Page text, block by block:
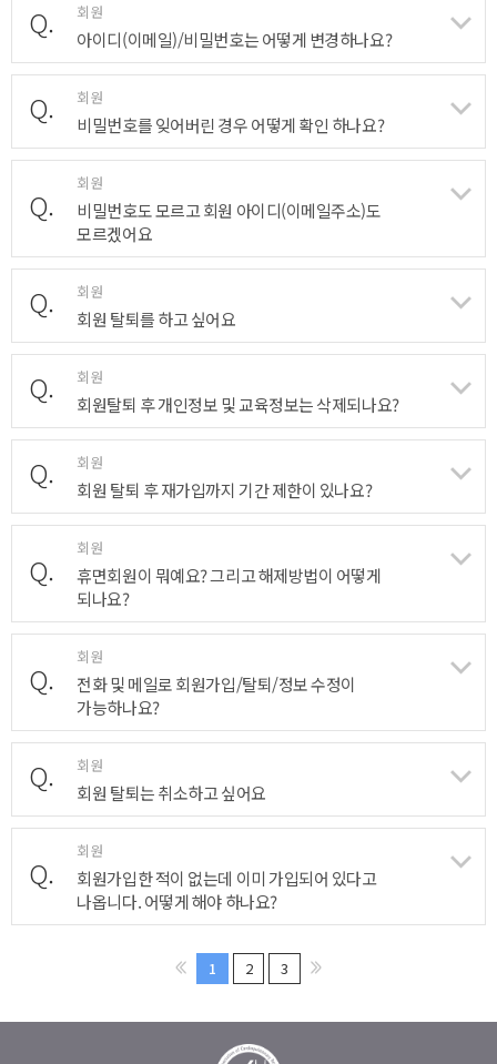
Q. 회원
아이디(이메일)/비밀번호는 어떻게 변경하나요?
Q. 회원
비밀번호를 잊어버린 경우 어떻게 확인 하나요?
Q.
회원
비밀번호도 모르고 회원 아이디(이메일주소)도
모르겠어요
Q. 회원
회원 탈퇴를 하고 싶어요
Q. 회원
회원탈퇴 후 개인정보 및 교육정보는 삭제되나요?
Q. 회원
회원 탈퇴 후 재가입까지 기간 제한이 있나요?
Q.
회원
휴면회원이 뭐예요? 그리고 해제방법이 어떻게
되나요?
Q.
회원
전화 및 메일로 회원가입/탈퇴/정보 수정이
가능하나요?
Q. 회원
회원 탈퇴는 취소하고 싶어요
Q.
회원
회원가입한 적이 없는데 이미 가입되어 있다고
나옵니다. 어떻게 해야 하나요?
1 2 3